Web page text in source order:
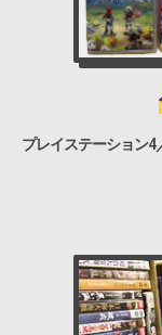
プレイステーション